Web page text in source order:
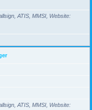
ATIS, MMSI, Website
ATIS, MMSI, Website